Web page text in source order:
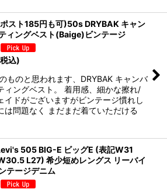
スト185円も可)50s DRYBAK キャン
ィングベスト(Baige)ビンテージ
込)
ものと思われます、DRYBAK キャンバ
ィングベスト。 着用感、細かな擦れ/
イドがございますがビンテージ慣れし
は問題なく まだまだ着ていただける
505 BIG-E ビッグE (表記W31
L27) 希少短めレングス リーバイ
テージデニム